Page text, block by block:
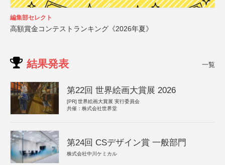
編集部セレクト
高額賞金コンテストランキング《2026年夏》
結果発表 一覧
第22回 世界絵画大賞展 2026
[PR] 世界絵画大賞展 実行委員会
共催：株式会社世界堂
第24回 CSデザイン賞 一般部門
株式会社中川ケミカル